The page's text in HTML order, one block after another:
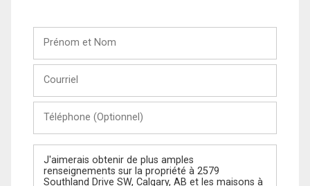
Nom
(Optionnel)
Message